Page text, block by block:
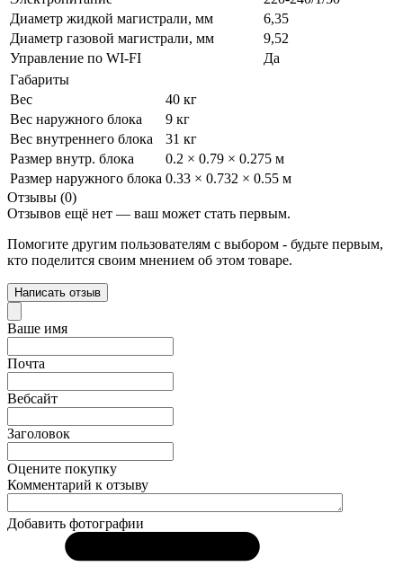
Диаметр жидкой магистрали, мм
6,35
Диаметр газовой магистрали, мм
9,52
Управление по WI-FI
Да
Габариты
Вес
40 кг
Вес наружного блока
9 кг
Вес внутреннего блока
31 кг
Размер внутр. блока
0.2 × 0.79 × 0.275 м
Размер наружного блока 0.33 × 0.732 × 0.55 м
Отзывы (0)
Отзывов ещё нет — ваш может стать первым.
Помогите другим пользователям с выбором - будьте первым,
кто поделится своим мнением об этом товаре.
Написать отзыв
Ваше имя
Почта
Вебсайт
Заголовок
Оцените покупку
Комментарий к отзыву
Добавить фотографии